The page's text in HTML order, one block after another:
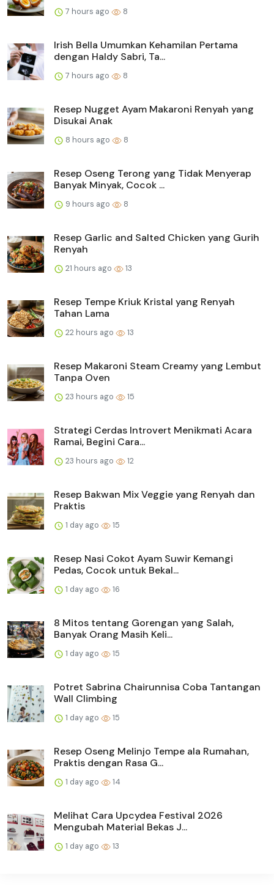
7 hours ago 8
Irish Bella Umumkan Kehamilan Pertama
dengan Haldy Sabri, Ta...
7 hours ago 8
Resep Nugget Ayam Makaroni Renyah yang
Disukai Anak
8 hours ago 8
Resep Oseng Terong yang Tidak Menyerap
Banyak Minyak, Cocok ...
9 hours ago 8
Resep Garlic and Salted Chicken yang Gurih
Renyah
21 hours ago 13
Resep Tempe Kriuk Kristal yang Renyah
Tahan Lama
22 hours ago 13
Resep Makaroni Steam Creamy yang Lembut
Tanpa Oven
23 hours ago 15
Strategi Cerdas Introvert Menikmati Acara
Ramai, Begini Cara...
23 hours ago 12
Resep Bakwan Mix Veggie yang Renyah dan
Praktis
1 day ago 15
Resep Nasi Cokot Ayam Suwir Kemangi
Pedas, Cocok untuk Bekal...
1 day ago 16
8 Mitos tentang Gorengan yang Salah,
Banyak Orang Masih Keli...
1 day ago 15
Potret Sabrina Chairunnisa Coba Tantangan
Wall Climbing
1 day ago 15
Resep Oseng Melinjo Tempe ala Rumahan,
Praktis dengan Rasa G...
1 day ago 14
Melihat Cara Upcydea Festival 2026
Mengubah Material Bekas J...
1 day ago 13